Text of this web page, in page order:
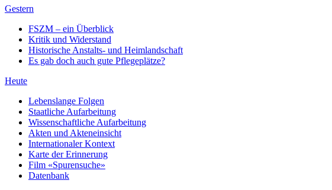
Gestern
FSZM – ein Überblick
Kritik und Widerstand
Historische Anstalts- und Heimlandschaft
Es gab doch auch gute Pflegeplätze?
Heute
Lebenslange Folgen
Staatliche Aufarbeitung
Wissenschaftliche Aufarbeitung
Akten und Akteneinsicht
Internationaler Kontext
Karte der Erinnerung
Film «Spurensuche»
Datenbank